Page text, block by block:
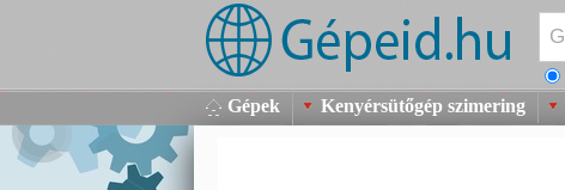
Gépek Kenyérsütőgép szimering